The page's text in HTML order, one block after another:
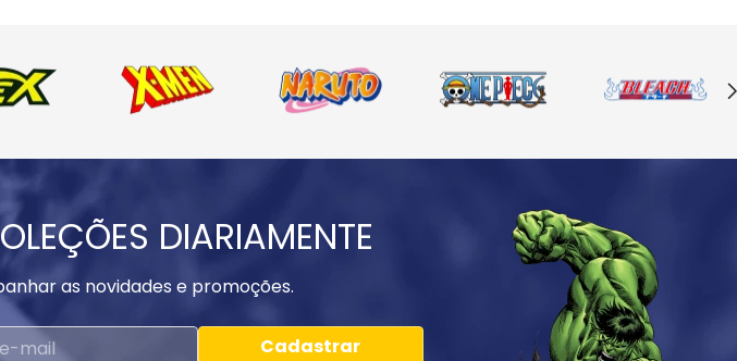
DIARIAMENTE
as novidades e promoções.
Cadastrar